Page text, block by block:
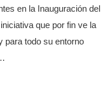
en la Inauguración del
que por fin ve la
para todo su entorno